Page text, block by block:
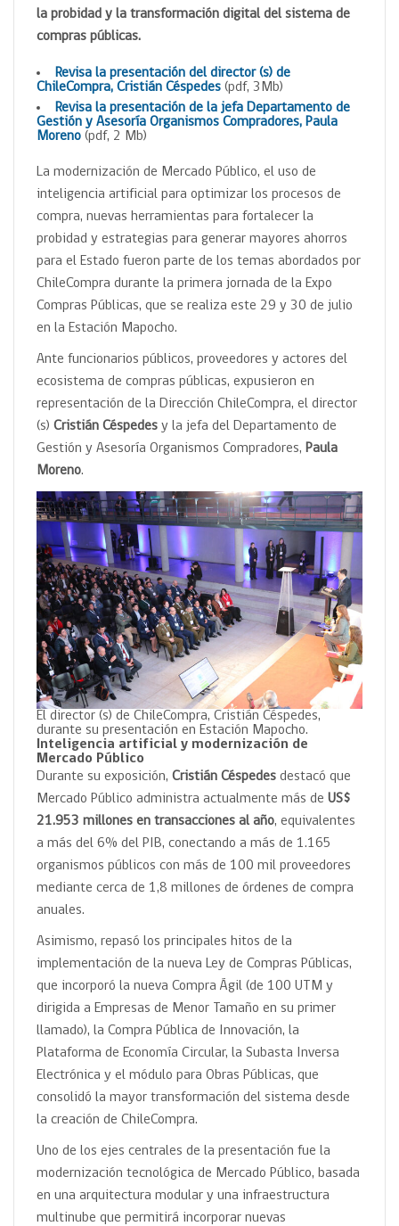
la probidad y la transformación digital del sistema de
compras públicas.
Revisa la presentación del director (s) de
ChileCompra, Cristián Céspedes (pdf, 3Mb)
Revisa la presentación de la jefa Departamento de
Gestión y Asesoría Organismos Compradores, Paula
Moreno (pdf, 2 Mb)
La modernización de Mercado Público, el uso de
inteligencia artificial para optimizar los procesos de
compra, nuevas herramientas para fortalecer la
probidad y estrategias para generar mayores ahorros
para el Estado fueron parte de los temas abordados por
ChileCompra durante la primera jornada de la Expo
Compras Públicas, que se realiza este 29 y 30 de julio
en la Estación Mapocho.
Ante funcionarios públicos, proveedores y actores del
ecosistema de compras públicas, expusieron en
representación de la Dirección ChileCompra, el director
(s) Cristián Céspedes y la jefa del Departamento de
Gestión y Asesoría Organismos Compradores, Paula
Moreno.
El director (s) de ChileCompra, Cristián Céspedes,
durante su presentación en Estación Mapocho.
Inteligencia artificial y modernización de
Mercado Público
Durante su exposición, Cristián Céspedes destacó que
Mercado Público administra actualmente más de US$
21.953 millones en transacciones al año, equivalentes
a más del 6% del PIB, conectando a más de 1.165
organismos públicos con más de 100 mil proveedores
mediante cerca de 1,8 millones de órdenes de compra
anuales.
Asimismo, repasó los principales hitos de la
implementación de la nueva Ley de Compras Públicas,
que incorporó la nueva Compra Ágil (de 100 UTM y
dirigida a Empresas de Menor Tamaño en su primer
llamado), la Compra Pública de Innovación, la
Plataforma de Economía Circular, la Subasta Inversa
Electrónica y el módulo para Obras Públicas, que
consolidó la mayor transformación del sistema desde
la creación de ChileCompra.
Uno de los ejes centrales de la presentación fue la
modernización tecnológica de Mercado Público, basada
en una arquitectura modular y una infraestructura
multinube que permitirá incorporar nuevas